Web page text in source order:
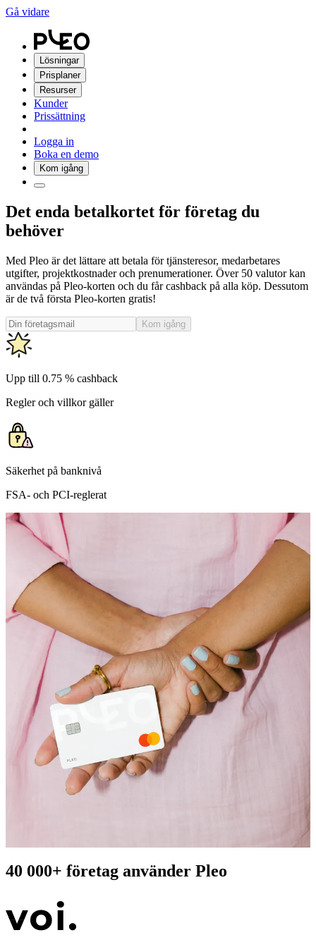
Gå vidare
Lösningar
Prisplaner
Resurser
Kunder
Prissättning
Logga in
Boka en demo
Kom igång
Det enda betalkortet för företag du
behöver
Med Pleo är det lättare att betala för tjänsteresor, medarbetares
utgifter, projektkostnader och prenumerationer. Över 50 valutor kan
användas på Pleo-korten och du får cashback på alla köp. Dessutom
är de två första Pleo-korten gratis!
Kom igång
Upp till 0.75 % cashback
Regler och villkor gäller
Säkerhet på banknivå
FSA- och PCI-reglerat
40 000+ företag använder Pleo